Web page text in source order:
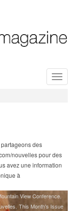
Toggle
des
nouvelles pour des
avez une information
à
View Conference
This Month's Issue